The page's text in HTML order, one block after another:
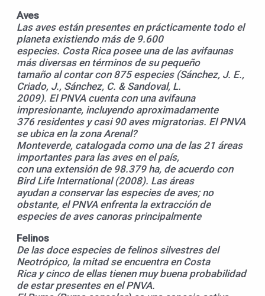
Aves
Las aves están presentes en prácticamente todo el
planeta existiendo más de 9.600
especies. Costa Rica posee una de las avifaunas
más diversas en términos de su pequeño
tamaño al contar con 875 especies (Sánchez, J. E.,
Criado, J., Sánchez, C. & Sandoval, L.
2009). El PNVA cuenta con una avifauna
impresionante, incluyendo aproximadamente
376 residentes y casi 90 aves migratorias. El PNVA
se ubica en la zona Arenal?
Monteverde, catalogada como una de las 21 áreas
importantes para las aves en el país,
con una extensión de 98.379 ha, de acuerdo con
Bird Life International (2008). Las áreas
ayudan a conservar las especies de aves; no
obstante, el PNVA enfrenta la extracción de
especies de aves canoras principalmente
Felinos
De las doce especies de felinos silvestres del
Neotrópico, la mitad se encuentra en Costa
Rica y cinco de ellas tienen muy buena probabilidad
de estar presentes en el PNVA.